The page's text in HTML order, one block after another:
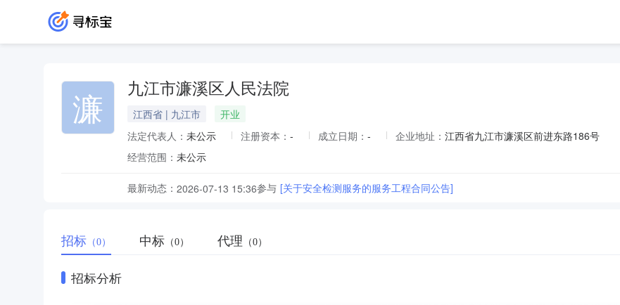
濂 九江市濂溪区人民法院
江西省 | 九江市
开业
法定代表人： 未公示 注册资本： - 成立日期： - 企业地址： 江西省九江市濂溪区前进东路186号
经营范围： 未公示
最新动态： 2026-07-13 15:36参与 [关于安全检测服务的服务工程合同公告]
招标 （0） 中标 （0） 代理 （0）
招标分析